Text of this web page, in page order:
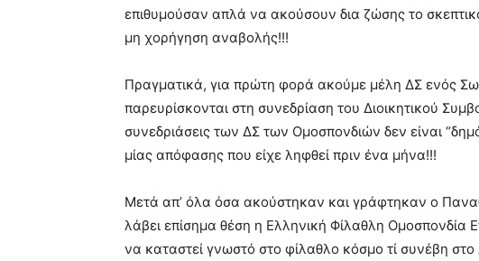
επιθυμούσαν απλά να ακούσουν δια ζώσης το
μη χορήγηση αναβολής!!!
Πραγματικά, για πρώτη φορά ακούμε μέλη ΔΣ ενός
παρευρίσκονται στη συνεδρίαση του Διοικητικού
συνεδριάσεις των ΔΣ των Ομοσπονδιών δεν είναι
μίας απόφασης που είχε ληφθεί πριν ένα μήνα!!!
Μετά απ’ όλα όσα ακούστηκαν και γράφτηκαν ο
λάβει επίσημα θέση η Ελληνική Φίλαθλη Ομοσπονδία
να καταστεί γνωστό στο φίλαθλο κόσμο τί συνέβη